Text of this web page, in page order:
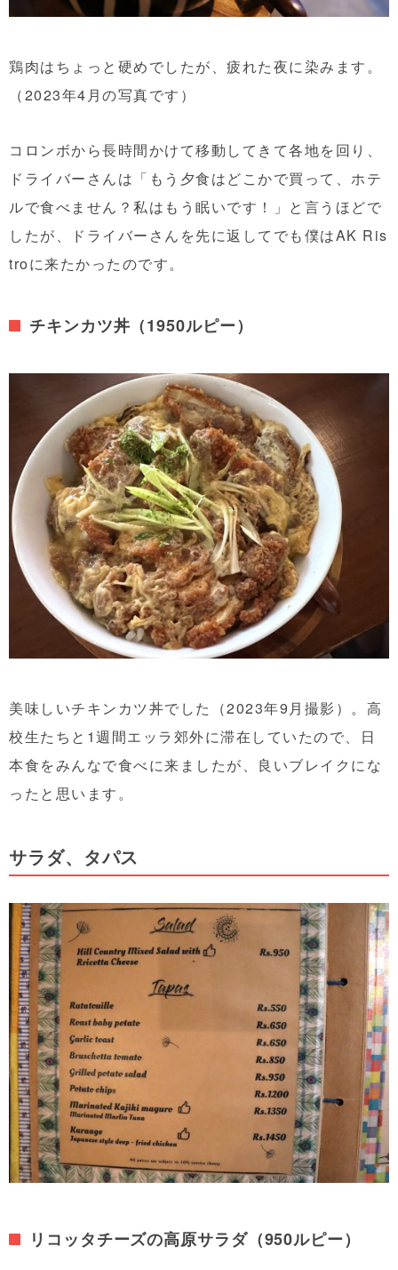
鶏肉はちょっと硬めでしたが、疲れた夜に染みます。
（2023年4月の写真です）
コロンボから長時間かけて移動してきて各地を回り、
ドライバーさんは「もう夕食はどこかで買って、ホテ
ルで食べません？私はもう眠いです！」と言うほどで
したが、ドライバーさんを先に返してでも僕はAK Ris
troに来たかったのです。
チキンカツ丼（1950ルピー）
美味しいチキンカツ丼でした（2023年9月撮影）。高
校生たちと1週間エッラ郊外に滞在していたので、日
本食をみんなで食べに来ましたが、良いブレイクにな
ったと思います。
サラダ、タパス
リコッタチーズの高原サラダ（950ルピー）